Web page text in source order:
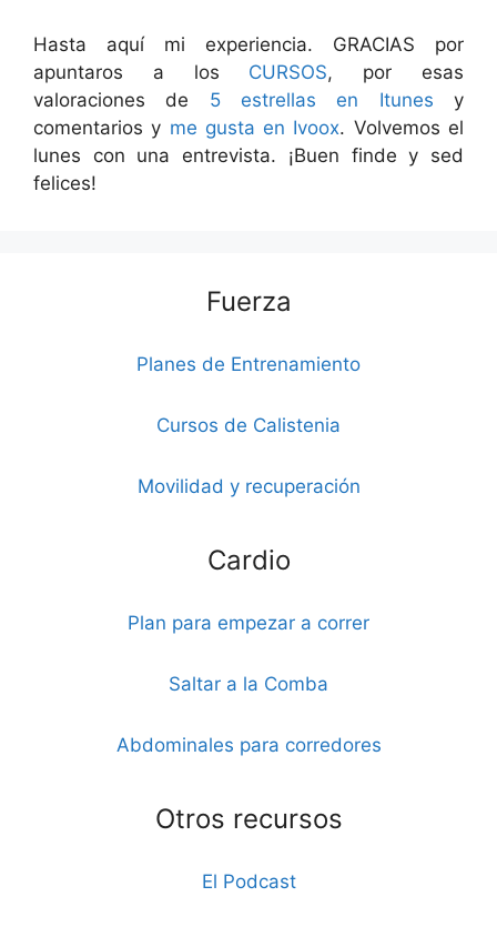
Hasta aquí mi experiencia. GRACIAS por
apuntaros a los CURSOS, por esas
valoraciones de 5 estrellas en Itunes y
comentarios y me gusta en Ivoox. Volvemos el
lunes con una entrevista. ¡Buen finde y sed
felices!
Fuerza
Planes de Entrenamiento
Cursos de Calistenia
Movilidad y recuperación
Cardio
Plan para empezar a correr
Saltar a la Comba
Abdominales para corredores
Otros recursos
El Podcast